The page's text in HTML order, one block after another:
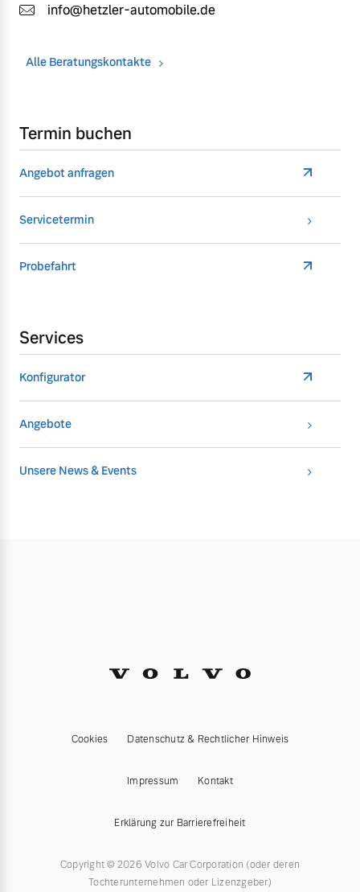
info@hetzler-automobile.de
Alle Beratungskontakte
Termin buchen
Angebot anfragen
Servicetermin
Probefahrt
Services
Konfigurator
Angebote
Unsere News & Events
Cookies Datenschutz & Rechtlicher Hinweis
Impressum Kontakt
Erklärung zur Barrierefreiheit
Copyright © 2026 Volvo Car Corporation (oder deren
Tochterunternehmen oder Lizenzgeber)